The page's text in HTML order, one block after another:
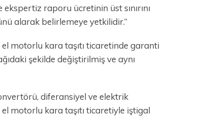
raporu ücretinin üst sınırını
alarak belirlemeye yetkilidir.”
motorlu kara taşıtı ticaretinde garanti
şekilde değiştirilmiş ve aynı
diferansiyel ve elektrik
motorlu kara taşıtı ticaretiyle iştigal